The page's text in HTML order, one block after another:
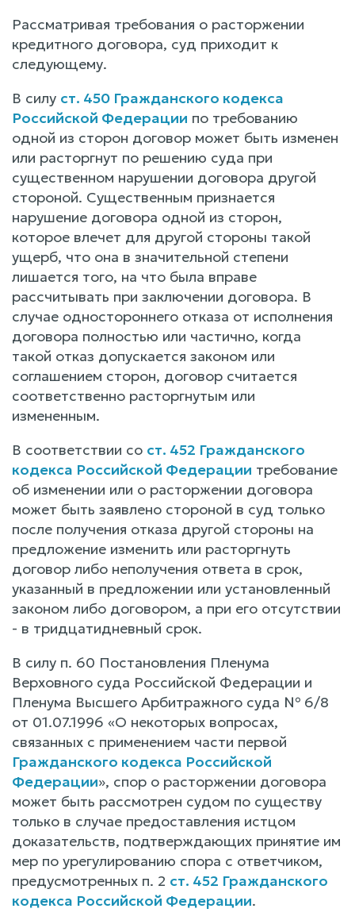
Рассматривая требования о расторжении
кредитного договора, суд приходит к
следующему.
В силу ст. 450 Гражданского кодекса
Российской Федерации по требованию
одной из сторон договор может быть изменен
или расторгнут по решению суда при
существенном нарушении договора другой
стороной. Существенным признается
нарушение договора одной из сторон,
которое влечет для другой стороны такой
ущерб, что она в значительной степени
лишается того, на что была вправе
рассчитывать при заключении договора. В
случае одностороннего отказа от исполнения
договора полностью или частично, когда
такой отказ допускается законом или
соглашением сторон, договор считается
соответственно расторгнутым или
измененным.
В соответствии со ст. 452 Гражданского
кодекса Российской Федерации требование
об изменении или о расторжении договора
может быть заявлено стороной в суд только
после получения отказа другой стороны на
предложение изменить или расторгнуть
договор либо неполучения ответа в срок,
указанный в предложении или установленный
законом либо договором, а при его отсутствии
- в тридцатидневный срок.
В силу п. 60 Постановления Пленума
Верховного суда Российской Федерации и
Пленума Высшего Арбитражного суда № 6/8
от 01.07.1996 «О некоторых вопросах,
связанных с применением части первой
Гражданского кодекса Российской
Федерации», спор о расторжении договора
может быть рассмотрен судом по существу
только в случае предоставления истцом
доказательств, подтверждающих принятие им
мер по урегулированию спора с ответчиком,
предусмотренных п. 2 ст. 452 Гражданского
кодекса Российской Федерации.